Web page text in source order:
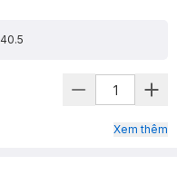
Xem thêm